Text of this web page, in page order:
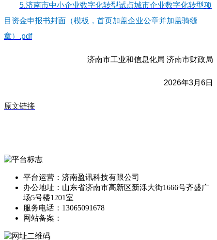
5.济南市中小企业数字化转型试点城市企业数字化转型项
目资金申报书封面（模板，首页加盖企业公章并加盖骑缝
章）.pdf
济南市工业和信息化局 济南市财政局
2026年3月6日
原文链接
平台运营：济南盈讯科技有限公司
办公地址：山东省济南市高新区新泺大街1666号齐盛广
场5号楼1201室
服务电话：13065091678
网站备案：